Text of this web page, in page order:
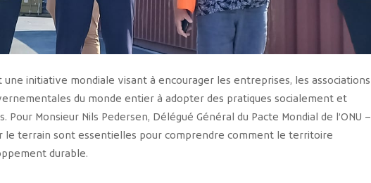
une initiative mondiale visant à encourager les entreprises, les associations
du monde entier à adopter des pratiques socialement et
Monsieur Nils Pedersen, Délégué Général du Pacte Mondial de l’ONU –
le terrain sont essentielles pour comprendre comment le territoire
durable.